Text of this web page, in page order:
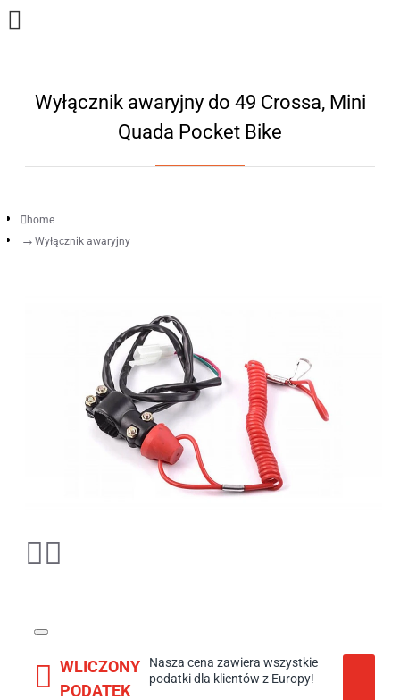
Wyłącznik awaryjny do 49 Crossa, Mini
Quada Pocket Bike
home
Wyłącznik awaryjny
WLICZONY
PODATEK
Nasza cena zawiera wszystkie
podatki dla klientów z Europy!